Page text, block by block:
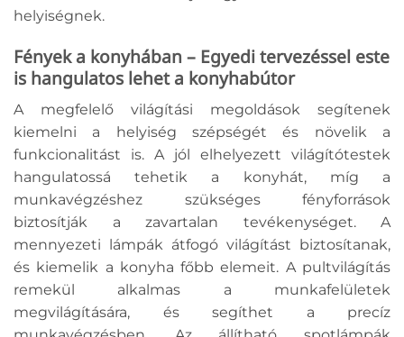
helyiségnek.
Fények a konyhában – Egyedi tervezéssel este
is hangulatos lehet a konyhabútor
A megfelelő világítási megoldások segítenek
kiemelni a helyiség szépségét és növelik a
funkcionalitást is. A jól elhelyezett világítótestek
hangulatossá tehetik a konyhát, míg a
munkavégzéshez szükséges fényforrások
biztosítják a zavartalan tevékenységet. A
mennyezeti lámpák átfogó világítást biztosítanak,
és kiemelik a konyha főbb elemeit. A pultvilágítás
remekül alkalmas a munkafelületek
megvilágítására, és segíthet a precíz